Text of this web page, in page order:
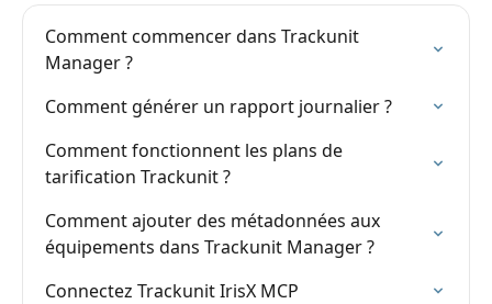
Comment commencer dans Trackunit
Manager ?
Comment générer un rapport journalier ?
Comment fonctionnent les plans de
tarification Trackunit ?
Comment ajouter des métadonnées aux
équipements dans Trackunit Manager ?
Connectez Trackunit IrisX MCP